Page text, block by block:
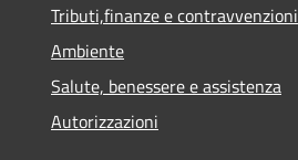
Tributi,finanze e contravvenzioni
Ambiente
Salute, benessere e assistenza
Autorizzazioni